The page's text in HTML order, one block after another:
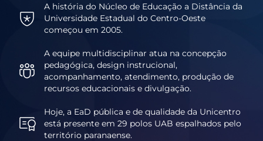
A história do Núcleo de Educação a Distância da
Universidade Estadual do Centro-Oeste
começou em 2005.
A equipe multidisciplinar atua na concepção
pedagógica, design instrucional,
acompanhamento, atendimento, produção de
recursos educacionais e divulgação.
Hoje, a EaD pública e de qualidade da Unicentro
está presente em 29 polos UAB espalhados pelo
território paranaense.